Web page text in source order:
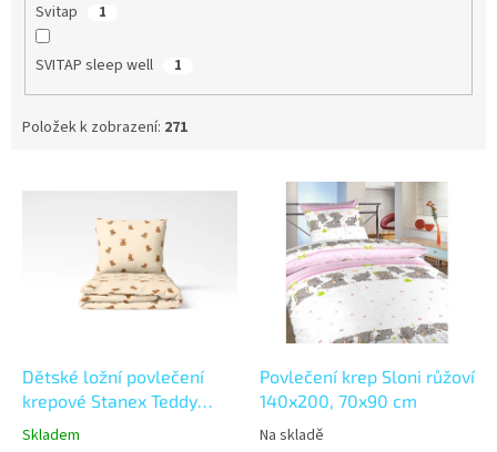
Svitap 1
SVITAP sleep well 1
Položek k zobrazení: 271
Dětské ložní povlečení
krepové Stanex Teddy
(LS428), 135 x 90 + 40 x
Skladem
Povlečení krep Sloni růžoví
140x200, 70x90 cm
Na skladě